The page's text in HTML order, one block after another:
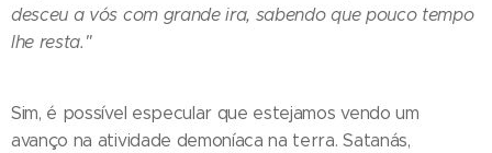
desceu a vós com grande ira, sabendo que pouco tempo
lhe resta."
Sim, é possível especular que estejamos vendo um
avanço na atividade demoníaca na terra. Satanás,